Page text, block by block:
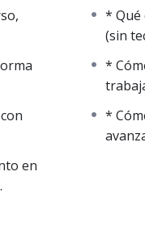
no es (sin
forma inteligente
trabajar,
con ayuda de la IA.
uso avanzado y
* Qué
(sin
*
*
en